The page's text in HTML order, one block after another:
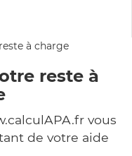
reste à
vous
de votre aide